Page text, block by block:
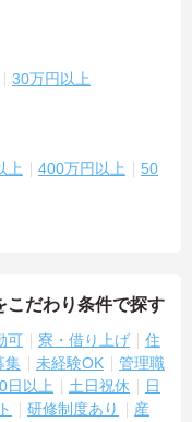
30万円以上
上 400万円以上
50
こだわり条件で探す
可 寮・借り上げ
住
集 未経験OK
管理職
日以上 土日祝休
日
研修制度あり
産